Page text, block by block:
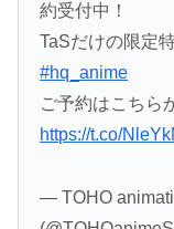
約受付中！
TaSだけの限定
#hq_anime
ご予約はこちら
https://t.co/
— TOHO